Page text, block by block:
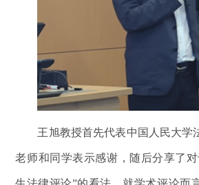
王旭教授首先代表中国人民大学
老师和同学表示感谢，随后分享了